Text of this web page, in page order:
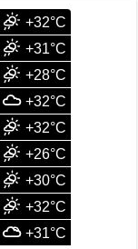
+32°C
+31°C
+28°C
+32°C
+32°C
+26°C
+30°C
+32°C
+31°C